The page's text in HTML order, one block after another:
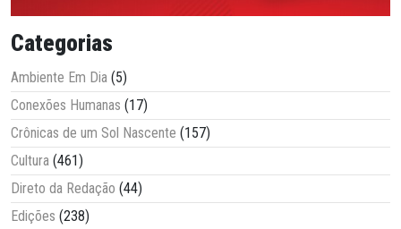
Categorias
Ambiente Em Dia (5)
Conexões Humanas (17)
Crônicas de um Sol Nascente (157)
Cultura (461)
Direto da Redação (44)
Edições (238)